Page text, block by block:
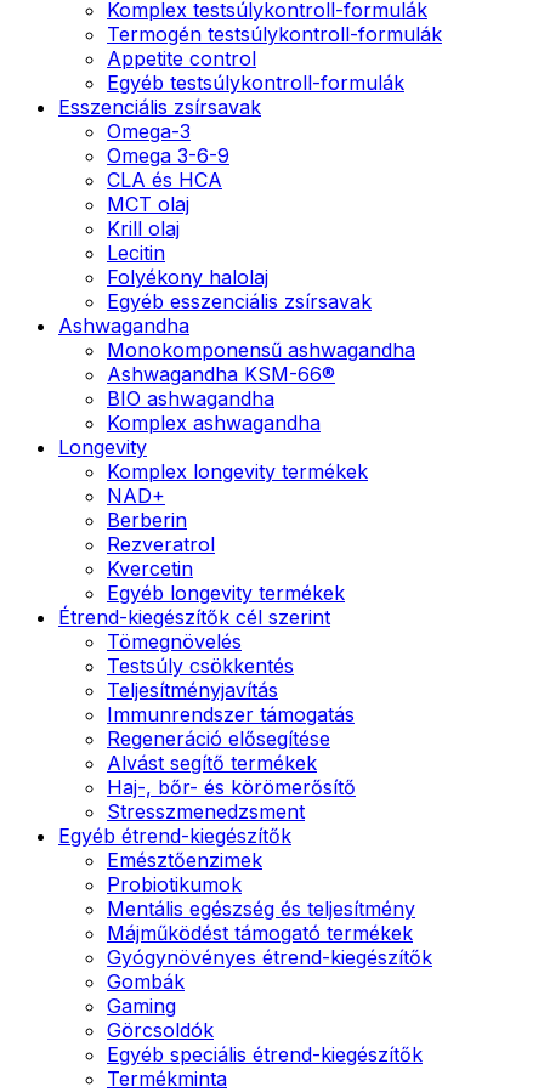
Komplex testsúlykontroll-formulák
Termogén testsúlykontroll-formulák
Appetite control
Egyéb testsúlykontroll-formulák
Esszenciális zsírsavak
Omega-3
Omega 3-6-9
CLA és HCA
MCT olaj
Krill olaj
Lecitin
Folyékony halolaj
Egyéb esszenciális zsírsavak
Ashwagandha
Monokomponensű ashwagandha
Ashwagandha KSM-66®
BIO ashwagandha
Komplex ashwagandha
Longevity
Komplex longevity termékek
NAD+
Berberin
Rezveratrol
Kvercetin
Egyéb longevity termékek
Étrend-kiegészítők cél szerint
Tömegnövelés
Testsúly csökkentés
Teljesítményjavítás
Immunrendszer támogatás
Regeneráció elősegítése
Alvást segítő termékek
Haj-, bőr- és körömerősítő
Stresszmenedzsment
Egyéb étrend-kiegészítők
Emésztőenzimek
Probiotikumok
Mentális egészség és teljesítmény
Májműködést támogató termékek
Gyógynövényes étrend-kiegészítők
Gombák
Gaming
Görcsoldók
Egyéb speciális étrend-kiegészítők
Termékminta